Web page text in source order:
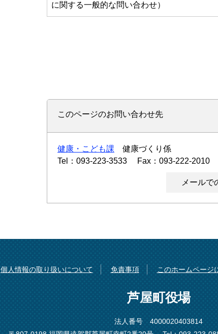
に関する一般的な問い合わせ）
このページのお問い合わせ先
健康・こども課
健康づくり係
Tel：093-223-3533
Fax：093-222-2010
メールで
個人情報の取り扱いについて 免責事項 このホームページ
芦屋町役場
法人番号 4000020403814